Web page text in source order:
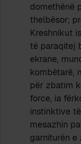
domethënë
thelbësor;
Kreshnikut
të paraqitej
ekrane,
kombëtarë,
për zbatim
force, ia
instinktive
mesazhin
garniturën e